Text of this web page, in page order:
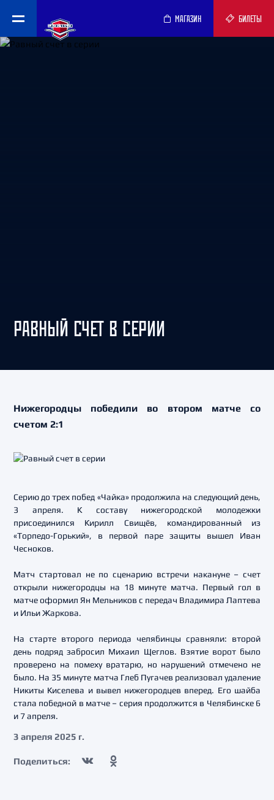
МАГАЗИН БИЛЕТЫ
РАВНЫЙ СЧЕТ В СЕРИИ
Нижегородцы победили во втором матче со
счетом 2:1
Серию до трех побед «Чайка» продолжила на следующий день,
3 апреля. К составу нижегородской молодежки
присоединился Кирилл Свищёв, командированный из
«Торпедо-Горький», в первой паре защиты вышел Иван
Чесноков.
Матч стартовал не по сценарию встречи накануне – счет
открыли нижегородцы на 18 минуте матча. Первый гол в
матче оформил Ян Мельников с передач Владимира Лаптева
и Ильи Жаркова.
На старте второго периода челябинцы сравняли: второй
день подряд забросил Михаил Щеглов. Взятие ворот было
проверено на помеху вратарю, но нарушений отмечено не
было. На 35 минуте матча Глеб Пугачев реализовал удаление
Никиты Киселева и вывел нижегородцев вперед. Его шайба
стала победной в матче – серия продолжится в Челябинске 6
и 7 апреля.
3 апреля 2025 г.
Поделиться: